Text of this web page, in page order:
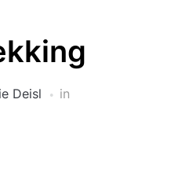
Deisl in